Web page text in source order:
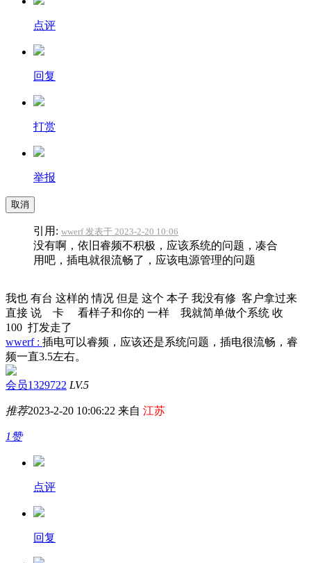
点评
回复
打赏
举报
取消
引用: wwerf 发表于 2023-2-20 10:06
没有啊，依旧睿频不积极，应该系统的问题，凑合
用吧，插电就很流畅了，应该电源管理的问题
我也 有台 这样的 情况 但是 这个 本子 我没有修 客户拿过来
直接 说 卡 看样子和你的 一样 我就简单做个系统 收
100 打发走了
wwerf : 插电可以睿频，应该还是系统问题，插电很流畅，睿
频一直3.5左右。
会员1329722 LV.5
推荐2023-2-20 10:06:22 来自 江苏
1赞
点评
回复